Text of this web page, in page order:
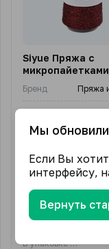
Siyue Пряжа с
микропайетками
Бренд Пряжа
Страна-производитель
Цена за:
Вес, г:
В упаковке (шт)
Мы
Если Вы
интерфейсу,
Вернуть